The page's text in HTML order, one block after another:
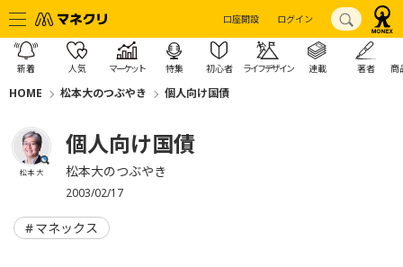
口座開設 ログイン
新着 人気 マーケット 特集 初心者 ライフデザイン 連載 著者 商
HOME 松本大のつぶやき 個人向け国債
松本 大
個人向け国債
松本大のつぶやき
2003/02/17
マネックス